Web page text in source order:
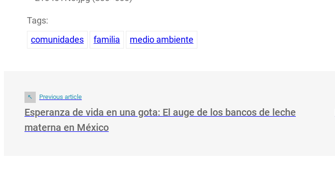
Tags:
comunidades
familia medio ambiente
Previous article
Esperanza de vida en una gota: El auge de los bancos de leche
materna en México